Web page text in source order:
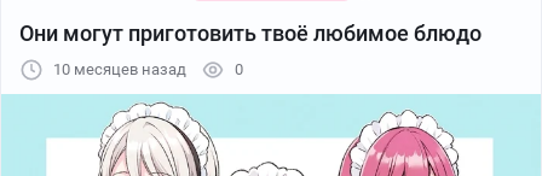
Они могут приготовить твоё любимое блюдо
10 месяцев назад 0